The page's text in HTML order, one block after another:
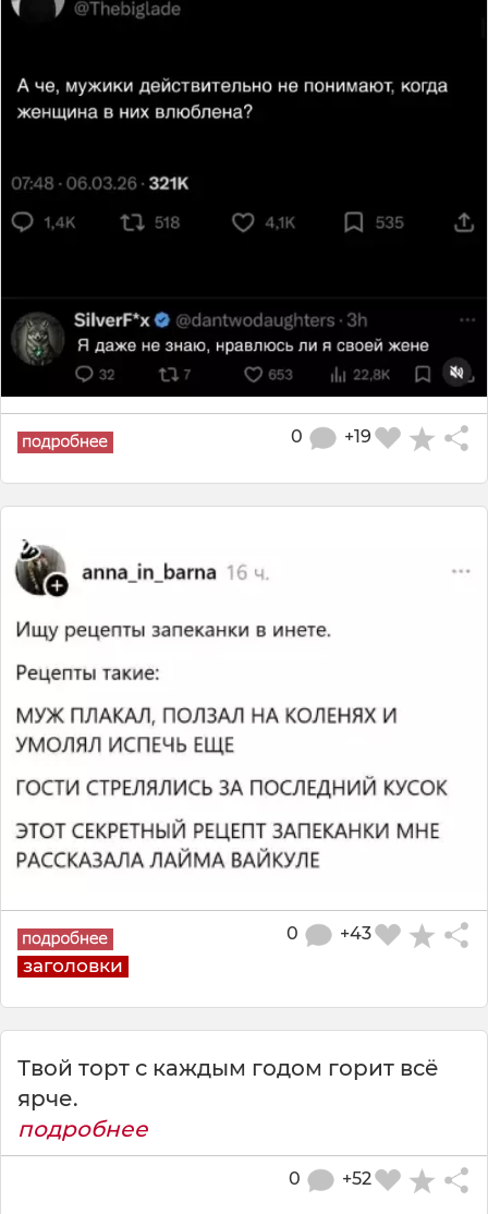
+19
0
заголовки
+43
0
Твой торт с каждым годом горит всё
ярче.
подробнее
+52
0